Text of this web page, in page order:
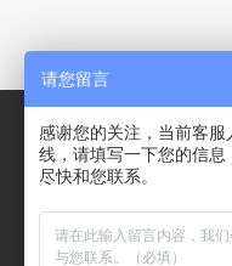
请您留言
感谢您的关注，当前客服
线，请填写一下您的信息
尽快和您联系。